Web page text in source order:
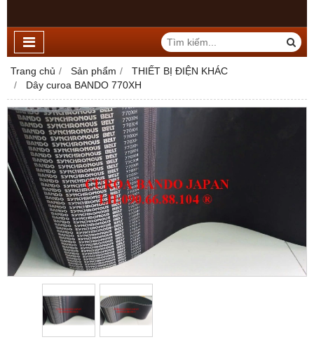
Trang chủ Sản phẩm
THIẾT BỊ ĐIỆN KHÁC
Dây curoa BANDO 770XH